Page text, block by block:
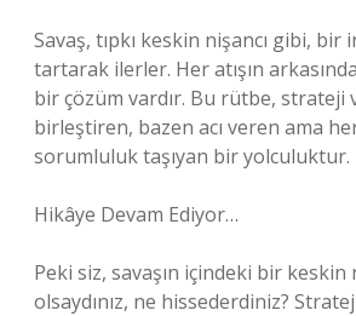
Savaş, tıpkı keskin nişancı gibi, bir
tartarak ilerler. Her atışın
bir çözüm vardır. Bu rütbe, strateji
birleştiren, bazen acı veren ama
sorumluluk taşıyan bir yolculuktur.
Hikâye Devam Ediyor…
Peki siz, savaşın içindeki bir keskin
olsaydınız, ne hissederdiniz?